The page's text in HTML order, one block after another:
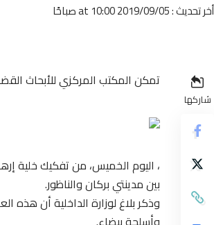
أخر تحديث : 2019/09/05 at 10:00 صباحًا
شاركها
تمكن المكتب المركزي للأبحاث
بين مدينتي بركان والناظور.
وذكر بلاغ لوزارة الداخلية أن هذه